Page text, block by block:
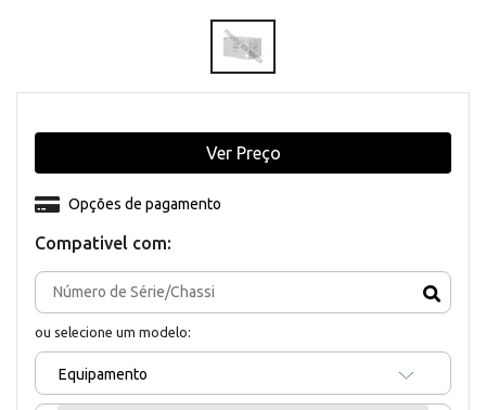
Compativel com:
ou selecione um modelo:
Equipamento
Opções de pagamento
Ver Preço